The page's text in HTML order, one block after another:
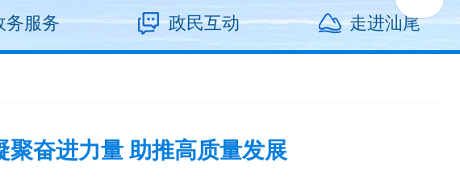
务服务 政民互动 走进汕尾
奋进力量 助推高质量发展